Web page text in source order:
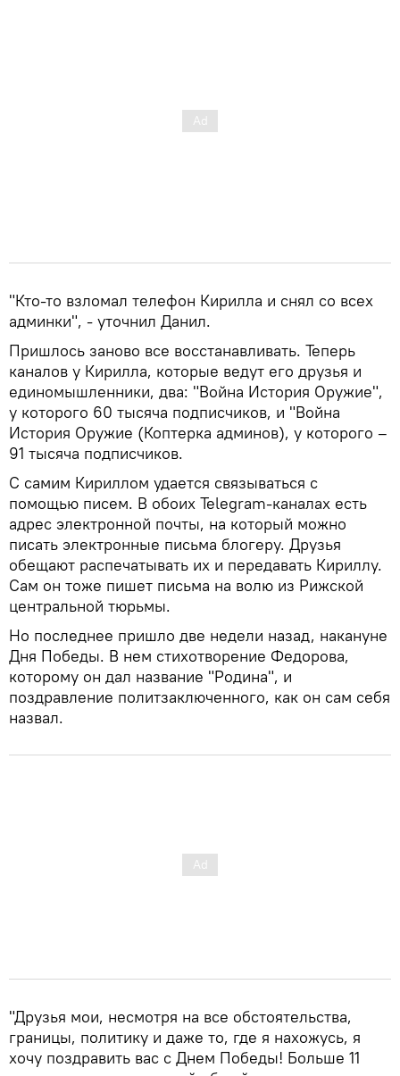
"Кто-то взломал телефон Кирилла и снял со всех
админки", - уточнил Данил.
Пришлось заново все восстанавливать. Теперь
каналов у Кирилла, которые ведут его друзья и
единомышленники, два: "Война История Оружие",
у которого 60 тысяча подписчиков, и "Война
История Оружие (Коптерка админов), у которого –
91 тысяча подписчиков.
С самим Кириллом удается связываться с
помощью писем. В обоих Telegram-каналах есть
адрес электронной почты, на который можно
писать электронные письма блогеру. Друзья
обещают распечатывать их и передавать Кириллу.
Сам он тоже пишет письма на волю из Рижской
центральной тюрьмы.
Но последнее пришло две недели назад, накануне
Дня Победы. В нем стихотворение Федорова,
которому он дал название "Родина", и
поздравление политзаключенного, как он сам себя
назвал.
"Друзья мои, несмотря на все обстоятельства,
границы, политику и даже то, где я нахожусь, я
хочу поздравить вас с Днем Победы! Больше 11